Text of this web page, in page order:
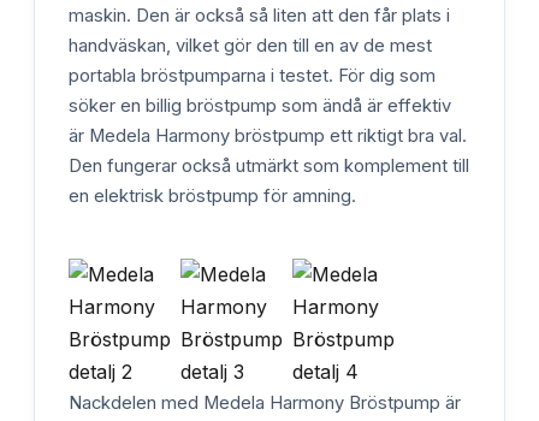
maskin. Den är också så liten att den får plats i
handväskan, vilket gör den till en av de mest
portabla bröstpumparna i testet. För dig som
söker en billig bröstpump som ändå är effektiv
är Medela Harmony bröstpump ett riktigt bra val.
Den fungerar också utmärkt som komplement till
en elektrisk bröstpump för amning.
Nackdelen med Medela Harmony Bröstpump är